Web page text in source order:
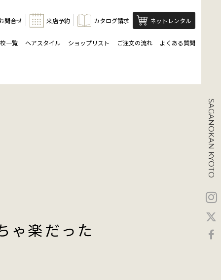
問合せ 来店予約 カタログ請求 ネットレンタル
一覧 ヘアスタイル ショップリスト ご注文の流れ よくある質問
ゃ楽だった
SAGANOKAN KYOTO